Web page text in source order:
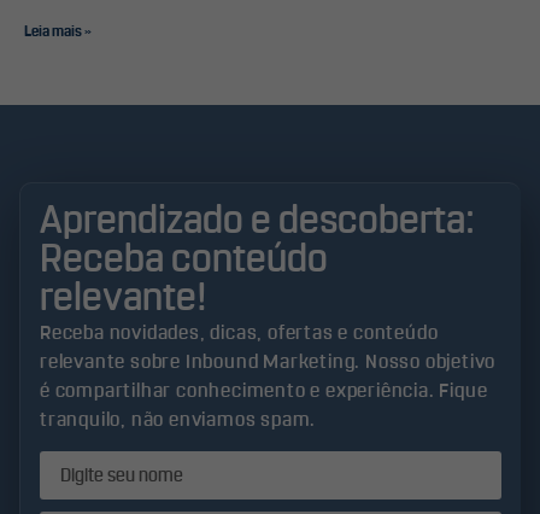
Leia mais »
Aprendizado e descoberta:
Receba conteúdo
relevante!
Receba novidades, dicas, ofertas e conteúdo
relevante sobre Inbound Marketing. Nosso objetivo
é compartilhar conhecimento e experiência. Fique
tranquilo, não enviamos spam.